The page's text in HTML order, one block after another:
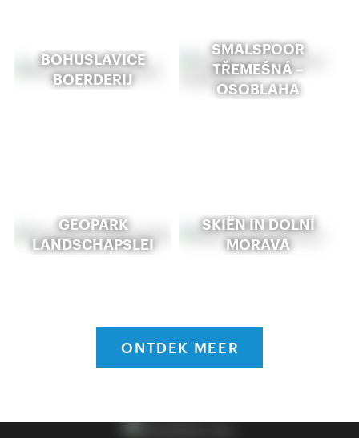
BOHUSLAVICE
BOERDERIJ
SMALSPOOR
TŘEMEŠNÁ –
OSOBLAHA
GEOPARK
LANDSCHAPSLEI
SKIËN IN DOLNÍ
MORAVA
ONTDEK MEER